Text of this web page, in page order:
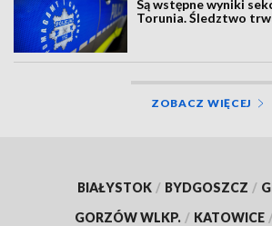
Są wstępne wyniki
Torunia. Śledztwo
ZOBACZ WIĘCEJ
BIAŁYSTOK / BYDGOSZCZ /
GORZÓW WLKP. / KATOWICE